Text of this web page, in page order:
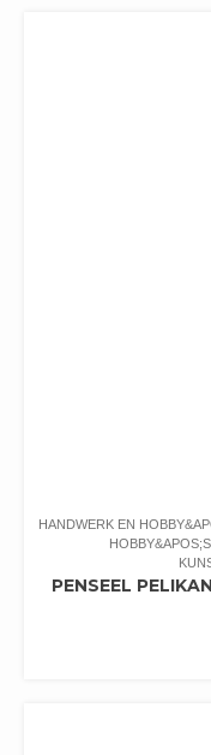
HANDWERK EN
PENSEEL